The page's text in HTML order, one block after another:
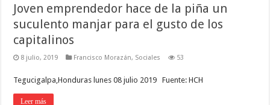
Joven emprendedor hace de la piña un
suculento manjar para el gusto de los
capitalinos
8 julio, 2019 Francisco Morazán, Sociales 53
Tegucigalpa,Honduras lunes 08 julio 2019 Fuente: HCH
Leer más